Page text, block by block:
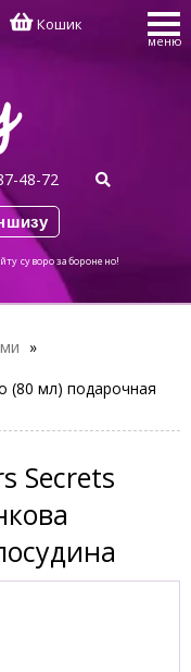
Кошик
меню
48-72
суворо заборонено!
»
(80 мл) подарочная
Secrets